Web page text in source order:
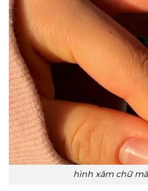
hình xăm chữ